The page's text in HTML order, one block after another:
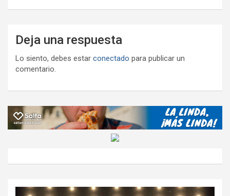
Deja una respuesta
Lo siento, debes estar conectado para publicar un
comentario.